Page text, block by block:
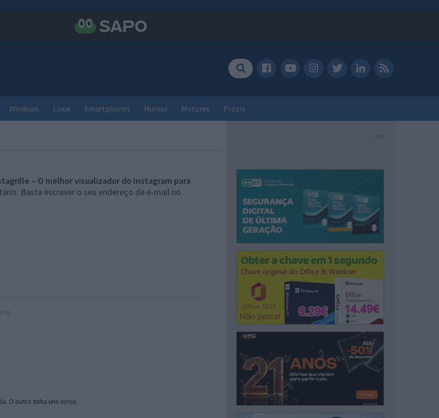
Windows Linux Smartphones Humor Motores Prozis
– O melhor visualizador do Instagram para
Basta escrever o seu endereço de e-mail no
O outro tinha uns erros.
PUB